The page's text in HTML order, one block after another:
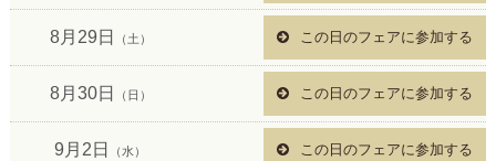
8月29日 （土） この日のフェアに参加する
8月30日 （日） この日のフェアに参加する
9月2日 （水） この日のフェアに参加する